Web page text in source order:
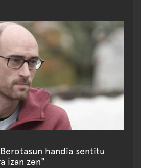
handia sentitu
izan zen"